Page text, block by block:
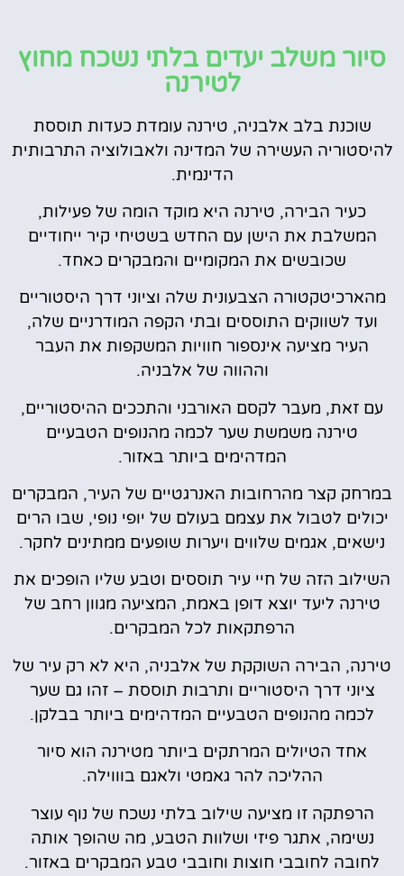
סיור משלב יעדים בלתי נשכח מחוץ
לטירנה
שוכנת בלב אלבניה, טירנה עומדת כעדות תוססת
להיסטוריה העשירה של המדינה ולאבולוציה התרבותית
הדינמית.
כעיר הבירה, טירנה היא מוקד הומה של פעילות,
המשלבת את הישן עם החדש בשטיחי קיר ייחודיים
שכובשים את המקומיים והמבקרים כאחד.
מהארכיטקטורה הצבעונית שלה וציוני דרך היסטוריים
ועד לשווקים התוססים ובתי הקפה המודרניים שלה,
העיר מציעה אינספור חוויות המשקפות את העבר
וההווה של אלבניה.
עם זאת, מעבר לקסם האורבני והתככים ההיסטוריים,
טירנה משמשת שער לכמה מהנופים הטבעיים
המדהימים ביותר באזור.
במרחק קצר מהרחובות האנרגטיים של העיר, המבקרים
יכולים לטבול את עצמם בעולם של יופי נופי, שבו הרים
נישאים, אגמים שלווים ויערות שופעים ממתינים לחקר.
השילוב הזה של חיי עיר תוססים וטבע שליו הופכים את
טירנה ליעד יוצא דופן באמת, המציעה מגוון רחב של
הרפתקאות לכל המבקרים.
טירנה, הבירה השוקקת של אלבניה, היא לא רק עיר של
ציוני דרך היסטוריים ותרבות תוססת – זהו גם שער
לכמה מהנופים הטבעיים המדהימים ביותר בבלקן.
אחד הטיולים המרתקים ביותר מטירנה הוא סיור
ההליכה להר גאמטי ולאגם בוווילה.
הרפתקה זו מציעה שילוב בלתי נשכח של נוף עוצר
נשימה, אתגר פיזי ושלוות הטבע, מה שהופך אותה
לחובה לחובבי חוצות וחובבי טבע המבקרים באזור.